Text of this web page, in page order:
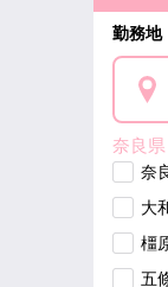
勤務地
奈良県
奈
大
橿
五